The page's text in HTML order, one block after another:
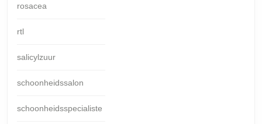
rosacea
rtl
salicylzuur
schoonheidssalon
schoonheidsspecialiste